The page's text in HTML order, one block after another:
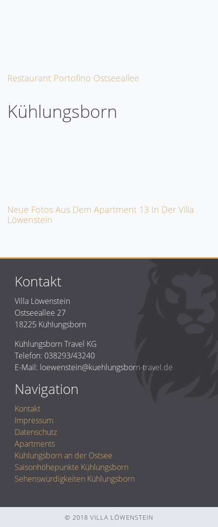
Restaurant Portofino Ostseeallee
Kühlungsborn
Neue Fotos Aus Dem Apartment 13 In Der Villa
Löwenstein
Kontakt
Villa Löwenstein
Ostseeallee 27
18225 Kühlungsborn
Kühlungsborn Travel KG
Telefon: 038293/43240
E-Mail: loewenstein@kuehlungsborn-travel.de
Navigation
Kontakt
Impressum
Datenschutz
Apartments
Kühlungsborn an der Ostsee
Saisonhöhepunkte Kühlungsborn
Sehenswürdigkeiten Kühlungsborn
© 2018 VILLA LÖWENSTEIN